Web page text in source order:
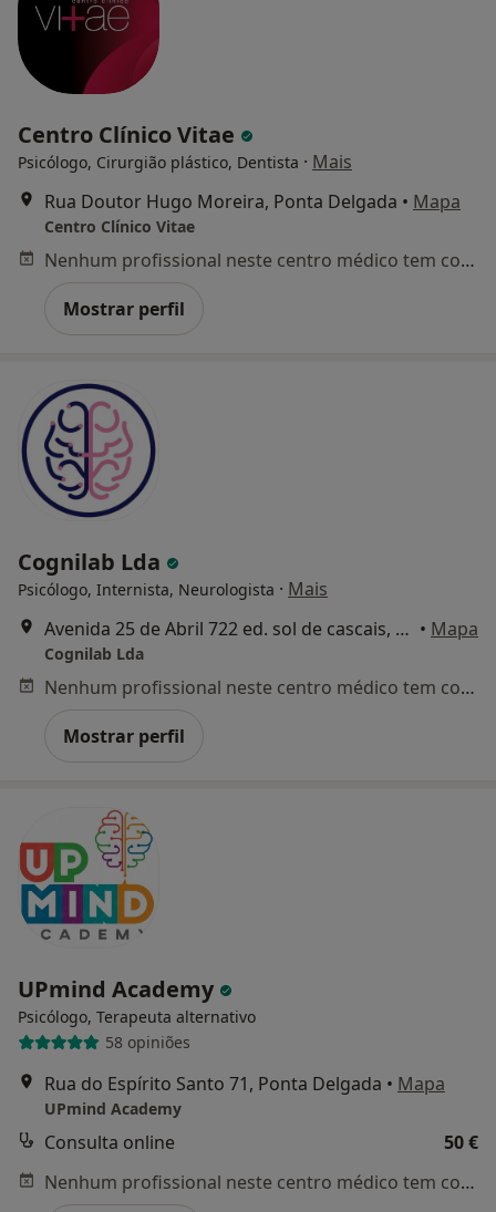
Centro Clínico Vitae
Psicólogo, Cirurgião plástico, Dentista · Mais
Rua Doutor Hugo Moreira, Ponta Delgada • Mapa
Centro Clínico Vitae
Nenhum profissional neste centro médico tem consultas disponíveis
Mostrar perfil
Cognilab Lda
Psicólogo, Internista, Neurologista · Mais
Avenida 25 de Abril 722 ed. sol de cascais, Cascais • Mapa
Cognilab Lda
Nenhum profissional neste centro médico tem consultas disponíveis
Mostrar perfil
UPmind Academy
Psicólogo, Terapeuta alternativo
58 opiniões
Rua do Espírito Santo 71, Ponta Delgada • Mapa
UPmind Academy
Consulta online
50 €
Nenhum profissional neste centro médico tem consultas disponíveis